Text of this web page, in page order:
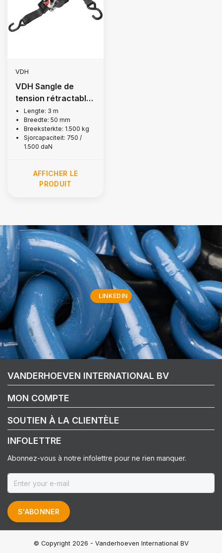
VDH
VDH Sangle de
tension rétractable
automatiquement, 1
500 kg
Lengte: 3 m
Breedte: 50 mm
Breeksterkte: 1.500 kg
Sjorcapaciteit: 750 /
1.500 daN
AFFICHER LE
PRODUIT
LINKEDIN
VANDERHOEVEN INTERNATIONAL BV
MON COMPTE
SOUTIEN À LA CLIENTÈLE
INFOLETTRE
Abonnez-vous à notre infolettre pour ne rien manquer.
S'ABONNER
© Copyright 2026 - Vanderhoeven International BV